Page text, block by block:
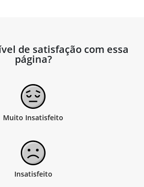
de satisfação com essa
página?